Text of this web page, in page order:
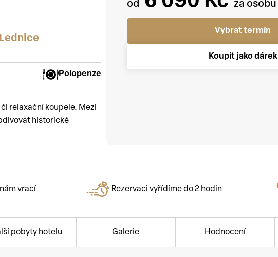
Polopenze
relaxační koupele. Mezi
historické
Vybrat termín
Koupit jako dárek
vrací Rezervaci vyřídíme do 2 hodin
pobyty hotelu Galerie Hodnocení